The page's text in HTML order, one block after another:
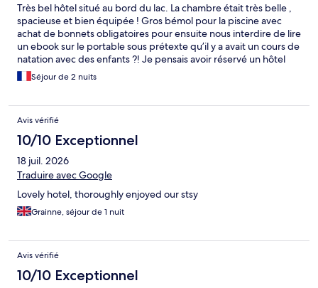
Très bel hôtel situé au bord du lac. La chambre était très belle ,
spacieuse et bien équipée ! Gros bémol pour la piscine avec
achat de bonnets obligatoires pour ensuite nous interdire de lire
un ebook sur le portable sous prétexte qu’il y a avait un cours de
natation avec des enfants ?! Je pensais avoir réservé un hôtel
avec piscine , non une piscine municipale !
Séjour de 2 nuits
Avis vérifié
10/10 Exceptionnel
18 juil. 2026
Traduire avec Google
Lovely hotel, thoroughly enjoyed our stsy
Grainne, séjour de 1 nuit
Avis vérifié
10/10 Exceptionnel